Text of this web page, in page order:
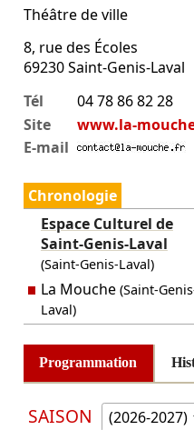
Théâtre de ville
8, rue des Écoles
69230 Saint-Genis-Laval
Tél
04 78 86 82 28
Site
www.la-
E-mail
Chronologie
Espace Culturel de
Saint-Genis-Laval
(Saint-Genis-Laval)
La Mouche (Saint-
Laval)
Programmation
SAISON